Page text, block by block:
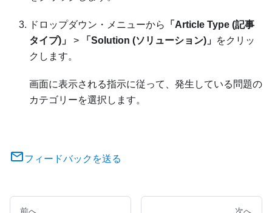
ドロップダウン・メニューから
「Article Type (記事
タイプ)」
> 「Solution (ソリューション)」 をクリッ
クします。
画面に表示される指示に従って、発生している問題の
カテゴリーを選択します。
フィードバックを送る